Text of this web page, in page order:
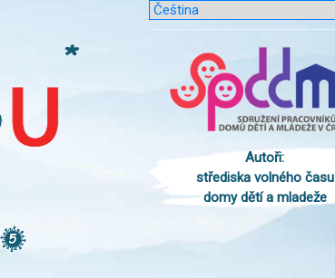
Autoři:
střediska volného času
domy dětí a mladeže